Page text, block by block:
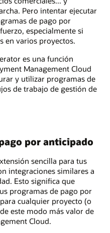
Pero intentar ejecutar
de pago por
especialmente si
en varios proyectos.
es una función
Management Cloud
y utilizar programas de
de trabajo de gestión de
por anticipado
sencilla para tus
integraciones similares a
Esto significa que
programas de pago por
cualquier proyecto (o
este modo más valor de
Cloud.